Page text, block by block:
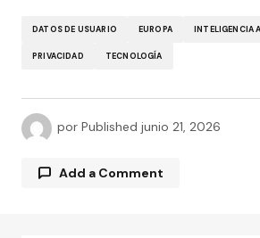
DATOS DE USUARIO EUROPA INTELIGENCIA
PRIVACIDAD TECNOLOGÍA
por Published junio 21, 2026
Add a Comment